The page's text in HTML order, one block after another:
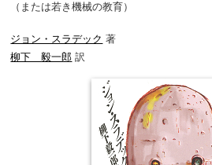
（または若き機械の教育）
ジョン・スラデック 著
柳下 毅一郎 訳